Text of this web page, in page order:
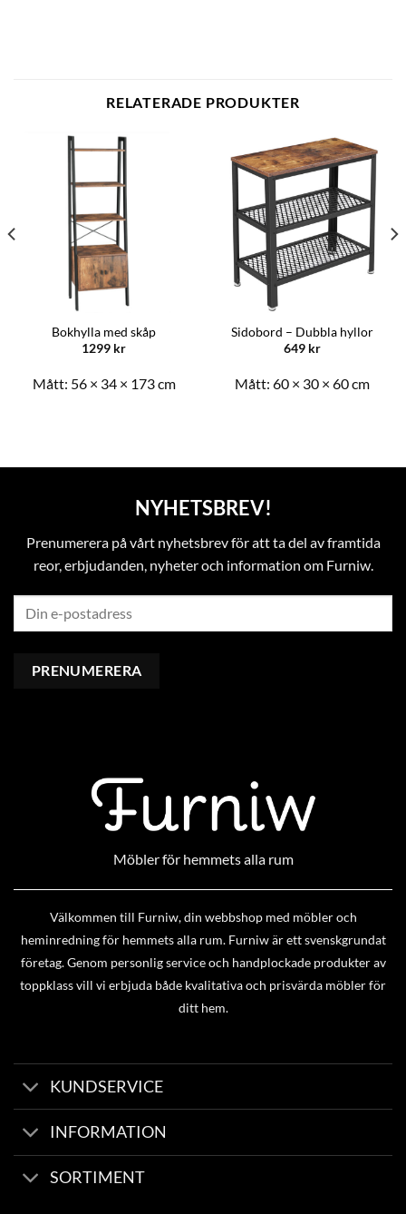
RELATERADE PRODUKTER
Bokhylla med skåp
1299 kr
Mått: 56 × 34 × 173 cm
Sidobord – Dubbla hyllor
649 kr
Mått: 60 × 30 × 60 cm
NYHETSBREV!
Prenumerera på vårt nyhetsbrev för att ta del av framtida
reor, erbjudanden, nyheter och information om Furniw.
Möbler för hemmets alla rum
Välkommen till Furniw, din webbshop med möbler och
heminredning för hemmets alla rum. Furniw är ett svenskgrundat
företag. Genom personlig service och handplockade produkter av
toppklass vill vi erbjuda både kvalitativa och prisvärda möbler för
ditt hem.
KUNDSERVICE
INFORMATION
SORTIMENT